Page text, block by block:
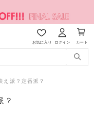
お気に入り ログイン カート
え派？定番派？
？